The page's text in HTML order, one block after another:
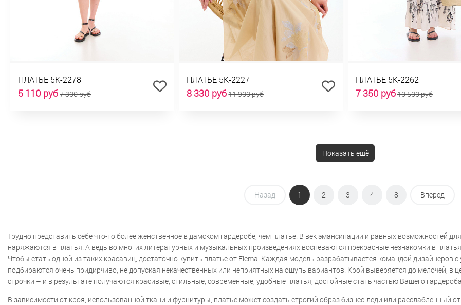
ПЛАТЬЕ 5К-2278
5 110 руб7 300 руб
ПЛАТЬЕ 5К-2227
8 330 руб11 900 руб
ПЛАТЬЕ 5К-2262
7 350 руб10 500 руб
Показать ещё
Назад 1 2 3 4 8 Вперед
Трудно представить себе что-то более женственное в дамском гардеробе, чем платье. В век эмансипации и равных возможностей
наряжаются в платья. А ведь во многих литературных и музыкальных произведениях воспеваются прекрасные незнакомки в
Чтобы стать одной из таких красавиц, достаточно купить платье от Elema. Каждая модель разрабатывается командой
подбираются очень придирчиво, не допуская некачественных или неприятных на ощупь вариантов. Крой выверяется до мелочей, в
строчки – и в результате получаются красивые, стильные, современные, удобные платья, достойные стать частью Вашего
В зависимости от кроя, использованной ткани и фурнитуры, платье может создать строгий образ бизнес-леди или расслабленный